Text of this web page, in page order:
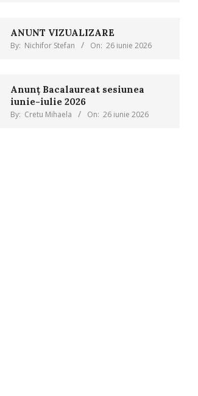
ANUNT VIZUALIZARE
By: Nichifor Stefan On: 26 iunie 2026
Anunț Bacalaureat sesiunea
iunie-iulie 2026
By: Cretu Mihaela On: 26 iunie 2026